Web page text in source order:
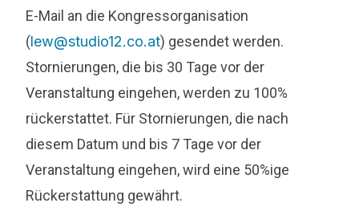
E-Mail an die Kongressorganisation
(lew@studio12.co.at) gesendet werden.
Stornierungen, die bis 30 Tage vor der
Veranstaltung eingehen, werden zu 100%
rückerstattet. Für Stornierungen, die nach
diesem Datum und bis 7 Tage vor der
Veranstaltung eingehen, wird eine 50%ige
Rückerstattung gewährt.